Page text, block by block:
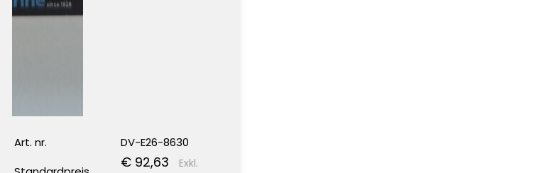
Art. nr.
DV-E26-8630
€ 92,63
Exkl.